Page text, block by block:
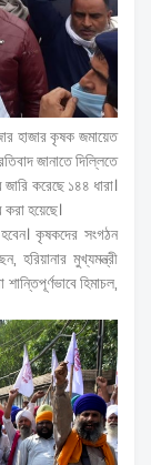
হাজার কৃষক জমায়েত
জানাতে দিল্লিতে
করেছে ১৪৪ ধারা।
হয়েছে।
কৃষকদের সংগঠন
হরিয়ানার মুখ্যমন্ত্রী
হিমাচল,